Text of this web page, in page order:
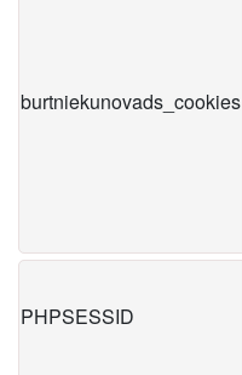
burtniekunovads_cookies
PHPSESSID